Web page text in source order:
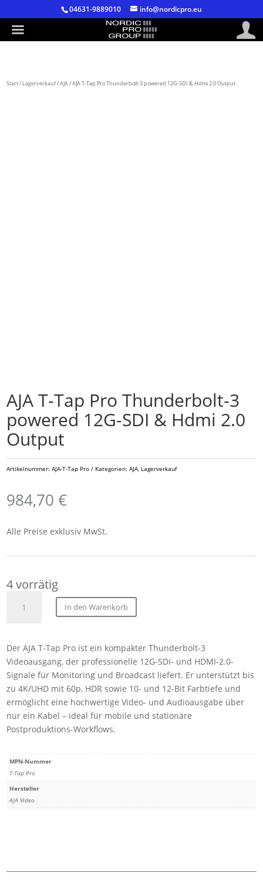
04631-9889010 info@nordicpro.eu
Start/ Lagerverkauf/AJA/ AJA T-Tap Pro Thunderbolt-3 powered 12G-SDI & Hdmi 2.0 Output
AJA T-Tap Pro Thunderbolt-3
powered 12G-SDI & Hdmi 2.0
Output
Artikelnummer:AJA-T-Tap Pro Kategorien:AJA Lagerverkauf
984,70€
Alle Preise exklusiv MwSt.
4 vorrätig
Thunderbolt-
3
powered
12G-
SDI
&
Hdmi
Output
Menge
In den Warenkorb
Der AJA T-Tap Pro ist ein kompakter Thunderbolt-3
Videoausgang, der professionelle 12G-SDI- und HDMI-2.0-
Signale für Monitoring und Broadcast liefert. Er unterstützt bis
zu 4K/UHD mit 60p, HDR sowie 10- und 12-Bit Farbtiefe und
ermöglicht eine hochwertige Video- und Audioausgabe über
nur ein Kabel – ideal für mobile und stationäre
Postproduktions-Workflows.
MPN-Nummer
T-Tap Pro
Hersteller
AJA Video